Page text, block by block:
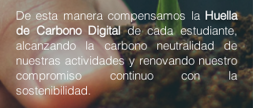
¿Qué plazo de acceso a la
plataforma y contenidos tengo?
Una vez realizado correctamente
el registro, el alumno dispondrá
de6 semanaspara finalizar el
curso.
De esta manera compensamos la Huella
de Carbono Digital de cada estudiante,
alcanzando la carbono neutralidad de
nuestras actividades y renovando nuestro
compromiso continuo con la
sostenibilidad.